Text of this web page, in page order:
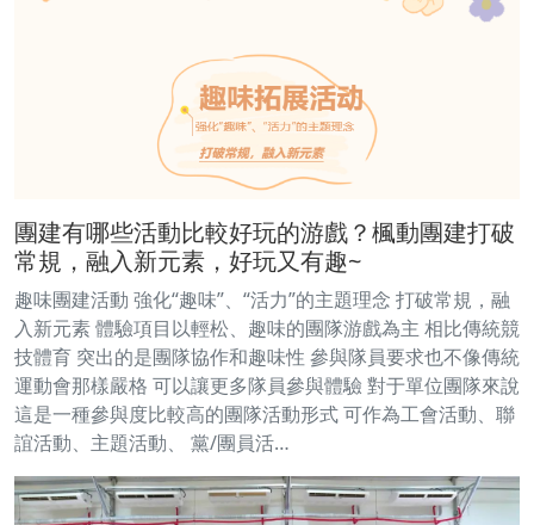
團建有哪些活動比較好玩的游戲？楓動團建打破
常規，融入新元素，好玩又有趣~
趣味團建活動 強化“趣味”、“活力”的主題理念 打破常規，融
入新元素 體驗項目以輕松、趣味的團隊游戲為主 相比傳統競
技體育 突出的是團隊協作和趣味性 參與隊員要求也不像傳統
運動會那樣嚴格 可以讓更多隊員參與體驗 對于單位團隊來說
這是一種參與度比較高的團隊活動形式 可作為工會活動、聯
誼活動、主題活動、 黨/團員活…